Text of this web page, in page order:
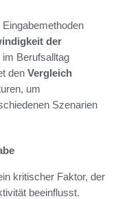
der
Berufsalltag
den Vergleich
um
Szenarien
kritischer Faktor, der
beeinflusst.